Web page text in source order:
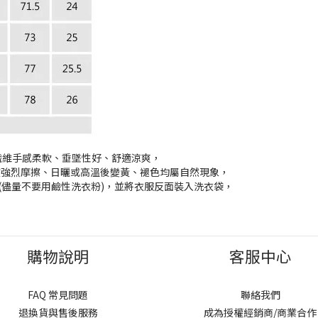
手感柔軟、垂墜性好、舒適涼爽，
摩擦、日曬或高溫後變黃、褪色均屬自然現象，
不要用鹼性洗衣粉)，並將衣服反面裝入洗衣袋，
購物說明
FAQ 常見問題
退換貨與售後服務
客服中心
聯絡我們
成為授權經銷商/商業合作